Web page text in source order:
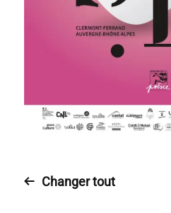
Changer tout